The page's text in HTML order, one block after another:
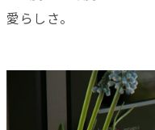
愛らしさ。